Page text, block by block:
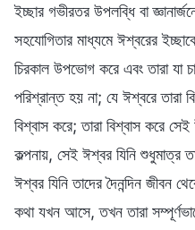
ইচ্ছার গভীরতর উপলব্ধি বা
সহযোগিতার মাধ্যমে ঈশ্বরের
চিরকাল উপভোগ করে এবং তারা
পরিশ্রান্ত হয় না; যে ঈশ্বরে তারা
বিশ্বাস করে; তারা বিশ্বাস করে
কল্পনায়, সেই ঈশ্বর যিনি শুধুমাত্র
ঈশ্বর যিনি তাদের দৈনন্দিন জীবন
কথা যখন আসে, তখন তারা